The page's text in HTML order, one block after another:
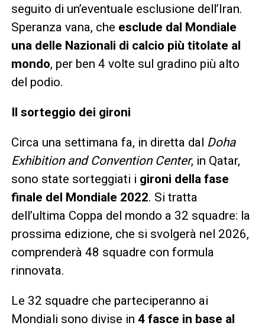
seguito di un’eventuale esclusione dell’Iran.
Speranza vana, che esclude dal Mondiale
una delle Nazionali di calcio più titolate al
mondo, per ben 4 volte sul gradino più alto
del podio.
Il sorteggio dei gironi
Circa una settimana fa, in diretta dal Doha
Exhibition and Convention Center, in Qatar,
sono state sorteggiati i gironi della fase
finale del Mondiale 2022. Si tratta
dell’ultima Coppa del mondo a 32 squadre: la
prossima edizione, che si svolgerà nel 2026,
comprenderà 48 squadre con formula
rinnovata.
Le 32 squadre che parteciperanno ai
Mondiali sono divise in 4 fasce in base al